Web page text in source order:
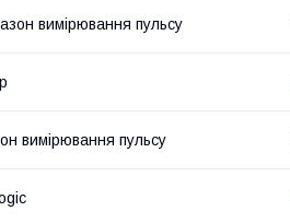
вимірювання пульсу
вимірювання пульсу